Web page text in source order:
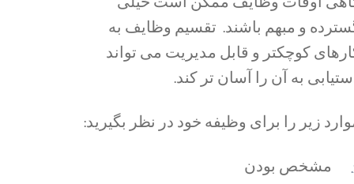
و مبهم باشند. تقسیم وظایف به
کوچکتر و قابل مدیریت می تواند
به آن را آسان تر کند.
زیر را برای وظیفه خود در نظر بگیرید:
مشخص بودن